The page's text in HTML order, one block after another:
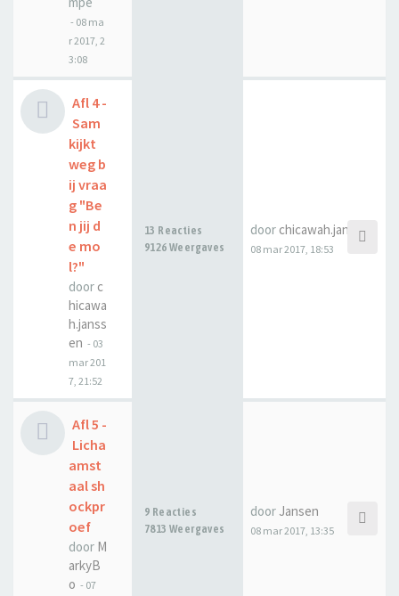
- 08 ma
r 2017, 2
3:08
Afl 4 -
Sam
kijkt
weg b
ij vraa
g "Be
n jij d
e mo
l?"
door c
hicawa
h.janss
en - 03
mar 201
7, 21:52
13 Reacties
9126 Weergaves
door chicawah.janssen
08 mar 2017, 18:53
Afl 5 -
Licha
amst
aal sh
ockpr
oef
door M
arkyB
o - 07
9 Reacties
7813 Weergaves
door Jansen
08 mar 2017, 13:35